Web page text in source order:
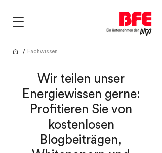
/ Fachwissen
Wir teilen unser
Energiewissen gerne:
Profitieren Sie von
kostenlosen
Blogbeiträgen,